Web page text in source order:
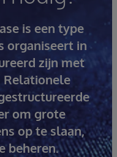
is een type
organiseert in
zijn met
Relationele
om grote
op te slaan,
beheren.